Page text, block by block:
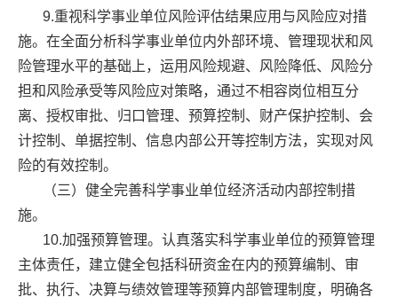
9.重视科学事业单位风险评估结果应用与风险应对措
施。在全面分析科学事业单位内外部环境、管理现状和风
险管理水平的基础上，运用风险规避、风险降低、风险分
担和风险承受等风险应对策略，通过不相容岗位相互分
离、授权审批、归口管理、预算控制、财产保护控制、会
计控制、单据控制、信息内部公开等控制方法，实现对风
险的有效控制。
（三）健全完善科学事业单位经济活动内部控制措
施。
10.加强预算管理。认真落实科学事业单位的预算管理
主体责任，建立健全包括科研资金在内的预算编制、审
批、执行、决算与绩效管理等预算内部管理制度，明确各